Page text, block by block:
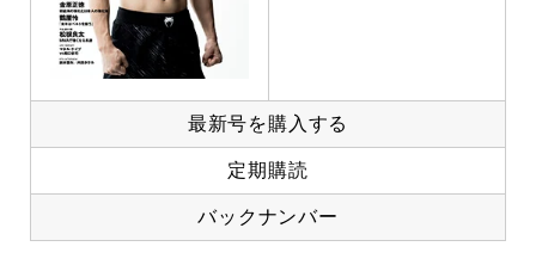
最新号を購入する
定期購読
バックナンバー